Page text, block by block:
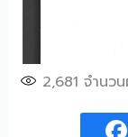
2,681 จำนวน